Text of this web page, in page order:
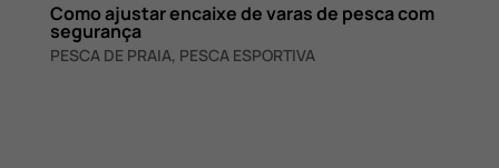
Como ajustar encaixe de varas de pesca com
segurança
PESCA DE PRAIA, PESCA ESPORTIVA